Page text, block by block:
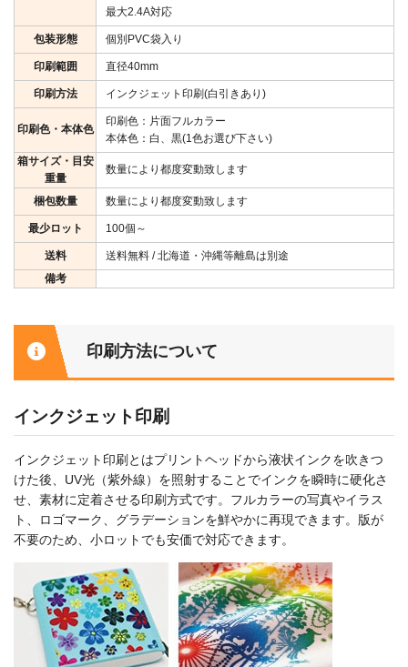
最大2.4A対応
包装形態 個別PVC袋入り
印刷範囲 直径40mm
印刷方法 インクジェット印刷(白引きあり)
印刷色・本体色
印刷色：片面フルカラー
本体色：白、黒(1色お選び下さい)
箱サイズ・目安
重量
数量により都度変動致します
梱包数量 数量により都度変動致します
最少ロット 100個～
送料
送料無料 / 北海道・沖縄等離島は別途
備考
印刷方法について
インクジェット印刷
インクジェット印刷とはプリントヘッドから液状インクを吹きつ
けた後、UV光（紫外線）を照射することでインクを瞬時に硬化さ
せ、素材に定着させる印刷方式です。フルカラーの写真やイラス
ト、ロゴマーク、グラデーションを鮮やかに再現できます。版が
不要のため、小ロットでも安価で対応できます。